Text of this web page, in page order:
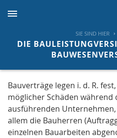
SIE SIND HIER
DIE
Bauverträge legen i. d. R.
möglicher Schäden während
ausführenden
allem die Bauherren
einzelnen Bauarbeiten